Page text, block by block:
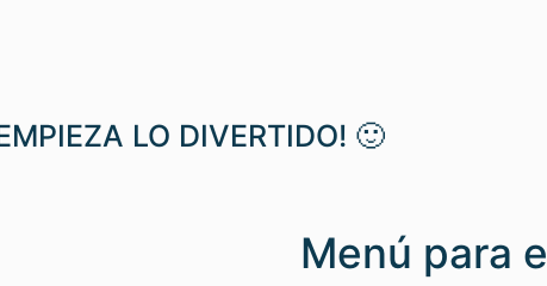
LO DIVERTIDO! 🙂
Menú para